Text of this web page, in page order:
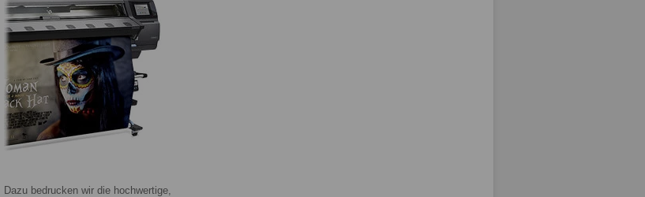
Dazu bedrucken wir die hochwertige,